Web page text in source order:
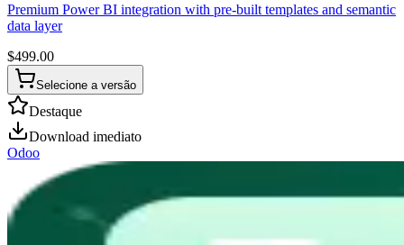
Premium Power BI integration with pre-built templates and semantic
data layer
$499.00
Selecione a versão
Destaque
Download imediato
Odoo